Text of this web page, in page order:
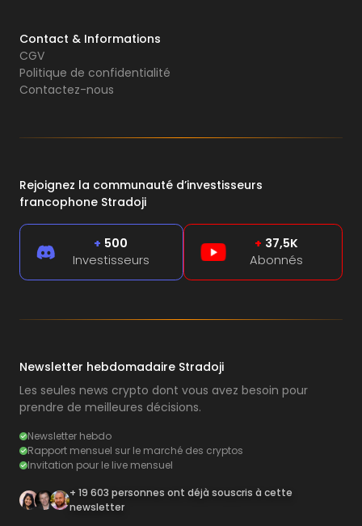
Contact & Informations
CGV
Politique de confidentialité
Contactez-nous
Rejoignez la communauté d’investisseurs
francophone Stradoji
+ 500
Investisseurs
+ 37,5K
Abonnés
Newsletter hebdomadaire Stradoji
Les seules news crypto dont vous avez besoin pour
prendre de meilleures décisions.
Newsletter hebdo
Rapport mensuel sur le marché des cryptos
Invitation pour le live mensuel
+ 19 603 personnes ont déjà souscris à cette
newsletter